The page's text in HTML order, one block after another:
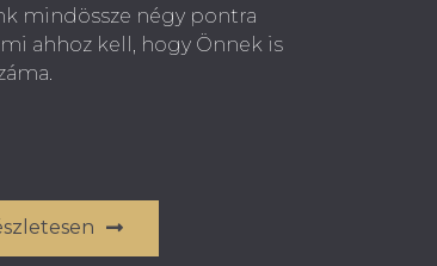
mindössze négy pontra
ahhoz kell, hogy Önnek is